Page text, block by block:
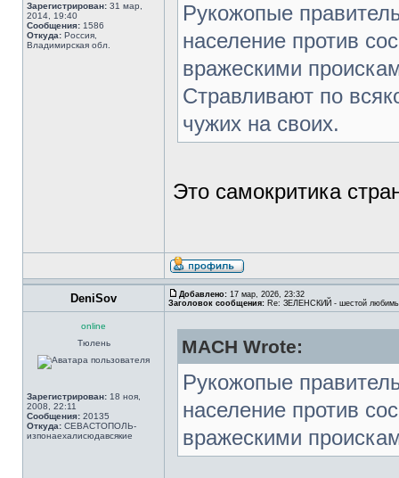
Зарегистрирован: 31 мар,
2014, 19:40
Сообщения: 1586
Откуда: Россия,
Владимирская обл.
Рукожопые
население против
вражескими
Стравливают по
чужих на своих.
Это самокритика
DeniSov Добавлено: 17 мар, 2026, 23:32
Заголовок сообщения: Re: ЗЕЛЕНСКИЙ - шестой
online
Тюлень
Зарегистрирован: 18 ноя,
2008, 22:11
Сообщения: 20135
Откуда: СЕВАСТОПОЛЬ-
изпонаехалисюдавсякие
MACH Wrote:
Рукожопые
население против
вражескими